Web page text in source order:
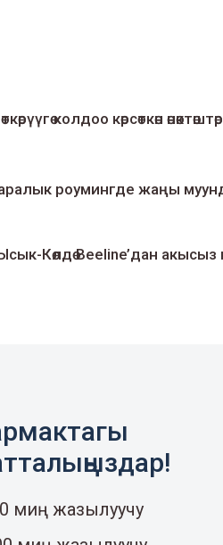
колдоо көрсөткөн
роумингде жаңы
Көлдө Beeline’дан акысыз
миң жазылуучу